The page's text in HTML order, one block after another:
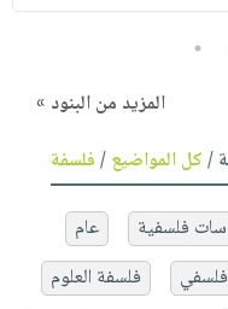
5
المزيد من البنود »
/كل المواضيع/فلسفة
فلسفية
عام
فلسفة العلوم